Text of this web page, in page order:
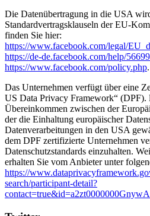
Die Datenübertragung in die USA
Standardvertragsklauseln der EU-
finden Sie hier:
https://www.facebook.com/legal/
https://de-de.facebook.com/help/
https://www.facebook.com/policy.php.
Das Unternehmen verfügt über eine
US Data Privacy Framework“ (DPF).
Übereinkommen zwischen der
der die Einhaltung europäischer
Datenverarbeitungen in den USA
dem DPF zertifizierte Unternehmen
Datenschutzstandards einzuhalten.
erhalten Sie vom Anbieter unter
https://
search/participant-detail?